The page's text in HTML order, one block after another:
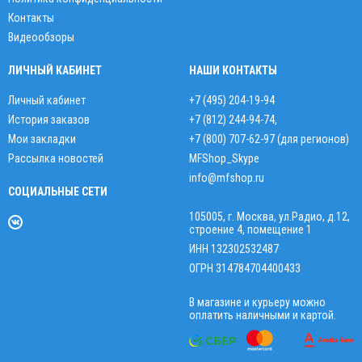
Контакты
Видеообзоры
ЛИЧНЫЙ КАБИНЕТ
Личный кабинет
История заказов
Мои закладки
Рассылка новостей
СОЦИАЛЬНЫЕ СЕТИ
НАШИ КОНТАКТЫ
+7 (495) 204-19-94
+7 (812) 244-94-74,
+7 (800) 707-62-97 (для регионов)
MFShop_Skype
info@mfshop.ru
105005, г. Москва, ул.Радио, д.12,
строение 4, помещение 1
ИНН 132302532487
ОГРН 314784704400433
В магазине и курьеру можно
оплатить наличными и картой.